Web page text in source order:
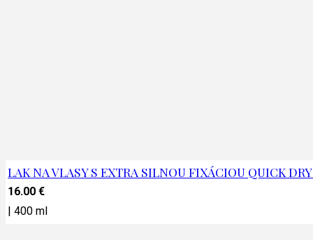
LAK NA VLASY S EXTRA SILNOU FIXÁCIOU QUICK
16.00€
|400 ml